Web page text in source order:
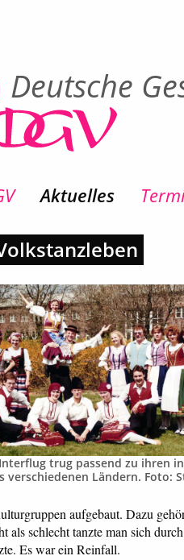
Deutsche
Aktuelles
trug passend zu ihren
verschiedenen Ländern. Foto:
aufgebaut. Dazu
als schlecht tanzte man sich
Es war ein Reinfall.